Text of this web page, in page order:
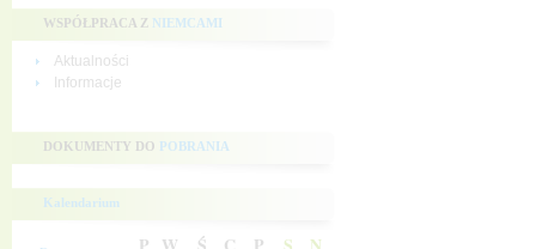
WSPÓŁPRACA Z NIEMCAMI
Aktualności
Informacje
DOKUMENTY DO POBRANIA
Kalendarium